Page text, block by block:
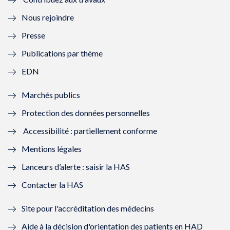
l
l
f
n
ê
t
r
e
)
e
e
n
ê
r
)
ê
t
e
ê
)
Nous rejoindre
Presse
Publications par thème
EDN
Marchés publics
Protection des données personnelles
Accessibilité : partiellement conforme
Mentions légales
Lanceurs d’alerte : saisir la HAS
Contacter la HAS
Site pour l'accréditation des médecins
Aide à la décision d'orientation des patients en HAD